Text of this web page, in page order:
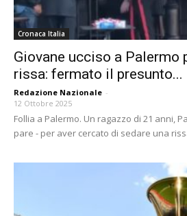
Cronaca Italia
Giovane ucciso a Palermo
rissa: fermato il presunto...
Redazione Nazionale -
12 Ottobre 2025
Follia a Palermo. Un ragazzo di 21 anni,
pare - per aver cercato di sedare una